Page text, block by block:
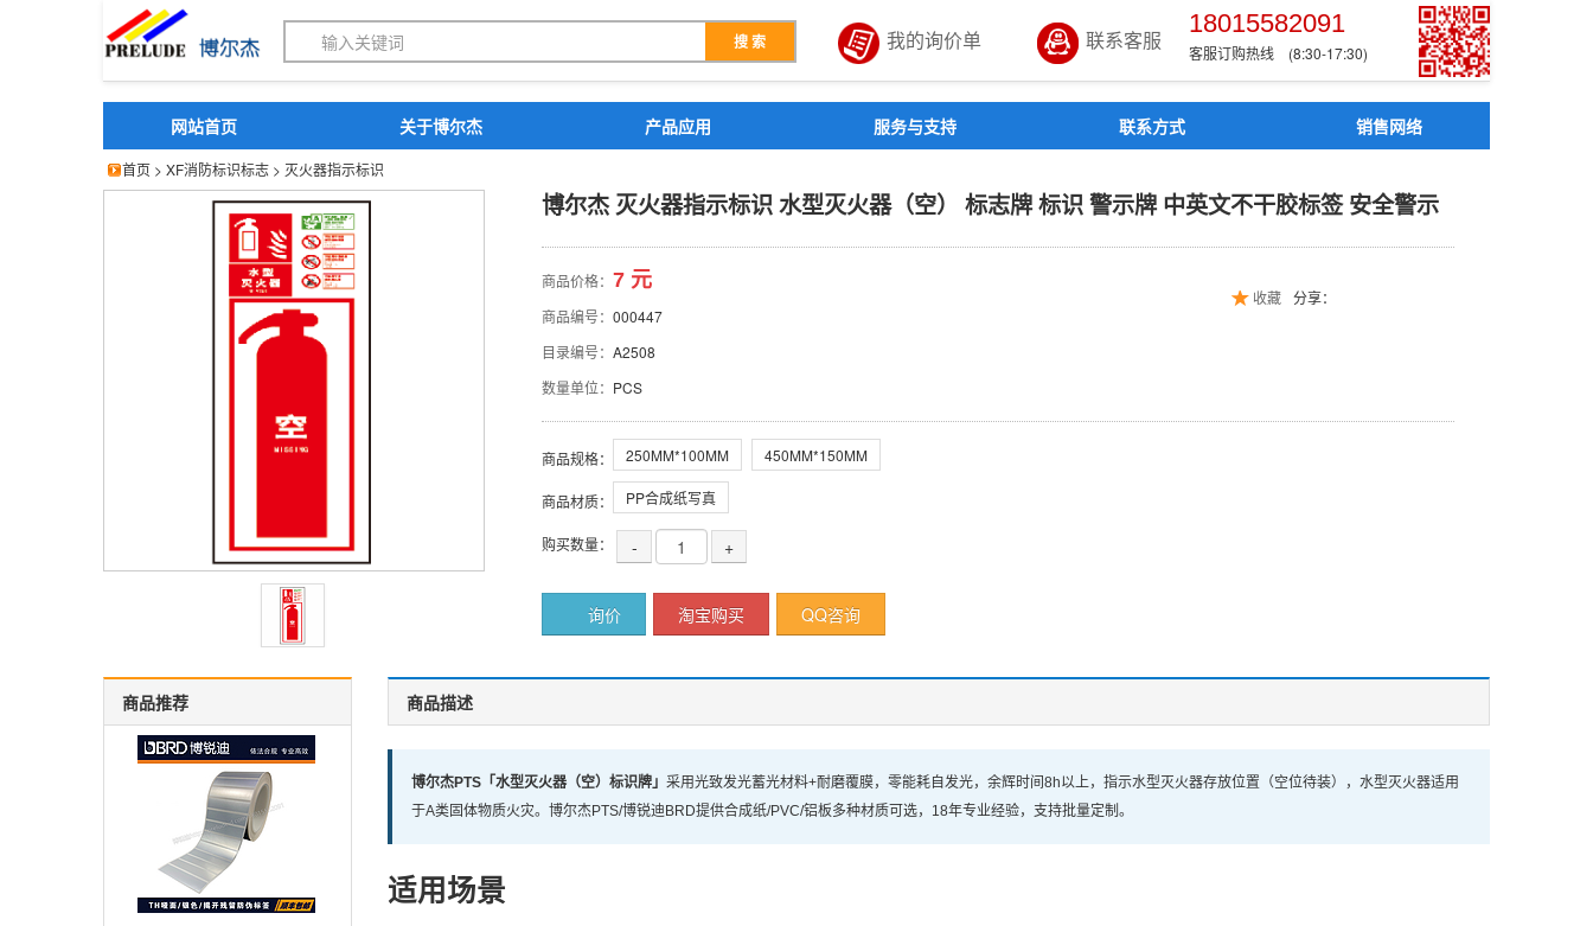
博尔杰PTS - 工业标识解决方案
搜 索 我的询价单 联系客服
18015582091
客服订购热线 (8:30-17:30)
网站首页 关于博尔杰 产品应用 服务与支持 联系方式 销售网络
首页 > XF消防标识标志 > 灭火器指示标识
博尔杰 灭火器指示标识 水型灭火器（空） 标志牌 标识 警示牌 中英文不
博尔杰 灭火器指示标识 水型灭火器（空） 标志牌 标识 警示牌 中英文不干胶标签 安全警示
商品价格： 7 元
商品编号： 000447
目录编号： A2508
数量单位： PCS
商品规格： 250MM*100MM 450MM*150MM
商品材质： PP合成纸写真
购买数量： - +
询价 淘宝购买 QQ咨询
收藏 分享：
商品推荐 商品描述
博尔杰PTS「水型灭火器（空）标识牌」 采用光致发光蓄光材料+耐磨覆膜，零能耗自发光，余辉时间8h以上，指示水型灭火器存放位置（空位待装），水型灭火器适用
于A类固体物质火灾。博尔杰PTS/博锐迪BRD提供合成纸/PVC/铝板多种材质可选，18年专业经验，支持批量定制。
适用场景